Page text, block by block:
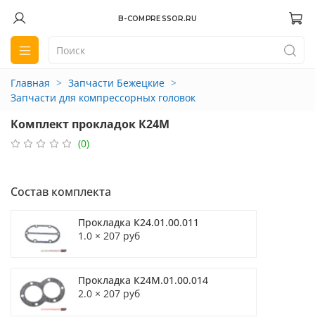
B-COMPRESSOR.RU
Главная
Запчасти Бежецкие
Запчасти для компрессорных головок
Комплект прокладок К24М
(0)
Состав комплекта
Прокладка К24.01.00.011
1.0 × 207 руб
Прокладка К24М.01.00.014
2.0 × 207 руб